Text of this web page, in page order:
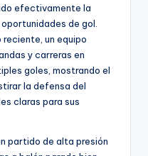
efectivamente la
de gol.
un equipo
y carreras en
goles, mostrando el
la defensa del
claras para sus
partido de alta presión